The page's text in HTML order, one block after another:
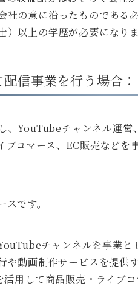
社の意に沿ったものである
以上の学歴が必要になりま
信事業を行う場合：
、YouTubeチャンネル運
ブコマース、EC販売などを
です。
チャンネルを事業と
や動画制作サービスを提供
用して商品販売・ライブコ